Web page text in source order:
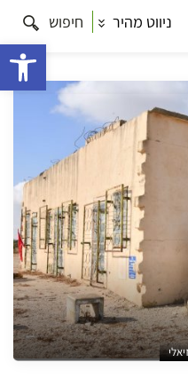
ניווט מהיר חיפוש
יצירה וחורש בלב מדבר: סיור בניר